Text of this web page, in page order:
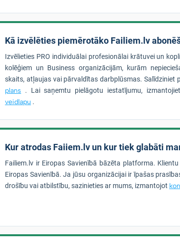
Kā izvēlēties piemērotāko Failiem.lv
Izvēlieties PRO individuālai profesionālai krātuvei un
kolēģiem un Business organizācijām, kurām
skaits, atļaujas vai pārvaldītas darbplūsmas. Salīdziniet
plans . Lai saņemtu pielāgotu iestatījumu,
veidlapu .
Kur atrodas Faiiem.lv un kur tiek glabāti
Failiem.lv ir Eiropas Savienībā bāzēta platforma.
Eiropas Savienībā. Ja jūsu organizācijai ir īpašas
drošību vai atbilstību, sazinieties ar mums, izmantojot